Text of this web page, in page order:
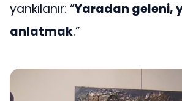
yankılanır: “Yaradan geleni,
anlatmak.”